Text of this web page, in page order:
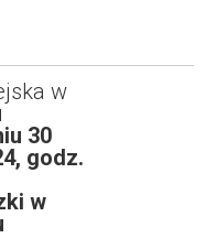
w
30
godz.
w